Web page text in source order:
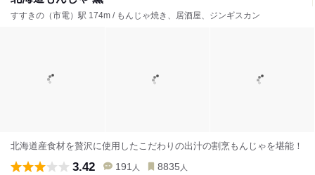
すすきの（市電）駅 174m / もんじゃ焼き、居酒屋、ジンギスカン
北海道産食材を贅沢に使用したこだわりの出汁の割烹もんじゃを堪能！
3.42 191 人 8835 人